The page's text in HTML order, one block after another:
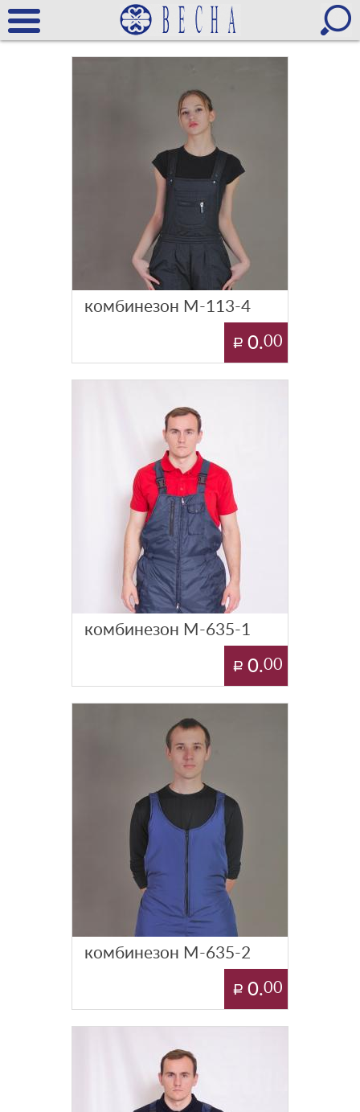
комбинезон М-113-4
0.00
комбинезон М-635-1
0.00
комбинезон М-635-2
0.00